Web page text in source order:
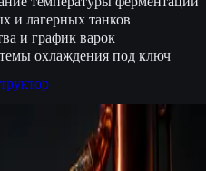
и лагерных танков
и график варок
охлаждения под ключ